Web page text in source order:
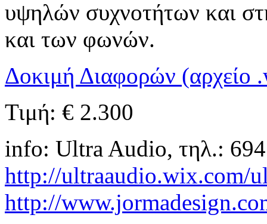
υψηλών συχνοτήτων και
και των φωνών.
Δοκιμή Διαφορών
Τιμή: € 2.300
info: Ultra Audio, τηλ.:
http://ultraaudio.wix.com/
http://